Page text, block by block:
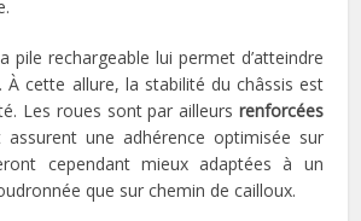
pile rechargeable lui permet d’atteindre
. À cette allure, la stabilité du châssis est
Les roues sont par ailleurs renforcées
assurent une adhérence optimisée sur
cependant mieux adaptées à un
que sur chemin de cailloux.